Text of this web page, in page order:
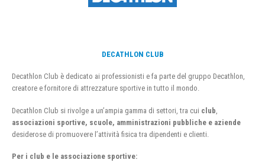
DECATHLON CLUB
Decathlon Club è dedicato ai professionisti e fa parte del gruppo Decathlon,
creatore e fornitore di attrezzature sportive in tutto il mondo.
Decathlon Club si rivolge a un’ampia gamma di settori, tra cui club
associazioni sportive, scuole, amministrazioni pubbliche e aziende
desiderose di promuovere l’attività fisica tra dipendenti e clienti.
Per i club e le associazione sportive: